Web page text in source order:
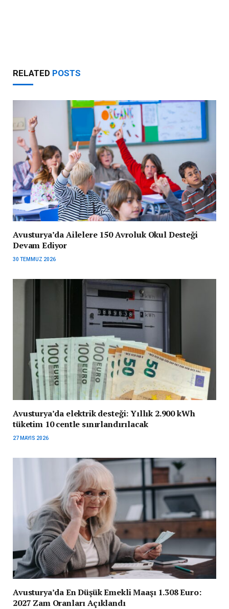
RELATED POSTS
Avusturya’da Ailelere 150 Avroluk Okul Desteği
Devam Ediyor
30 TEMMUZ 2026
Avusturya’da elektrik desteği: Yıllık 2.900 kWh
tüketim 10 centle sınırlandırılacak
27 MAYIS 2026
Avusturya’da En Düşük Emekli Maaşı 1.308 Euro:
2027 Zam Oranları Açıklandı